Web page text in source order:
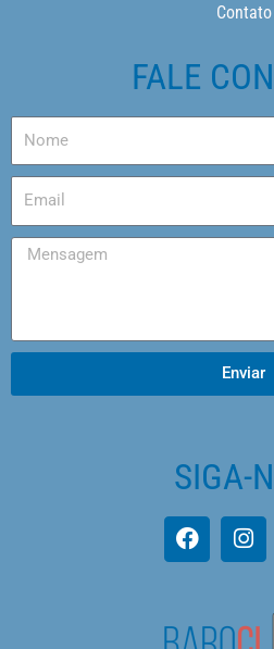
Contato
FALE
Enviar
SIGA-